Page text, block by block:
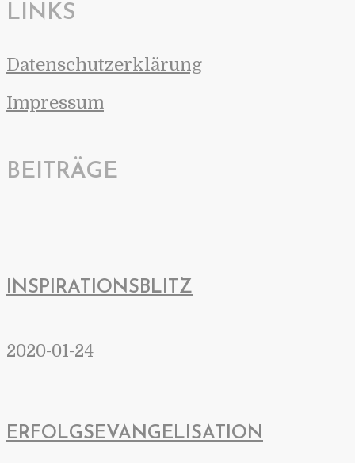
LINKS
Datenschutzerklärung
Impressum
BEITRÄGE
INSPIRATIONSBLITZ
2020-01-24
ERFOLGSEVANGELISATION